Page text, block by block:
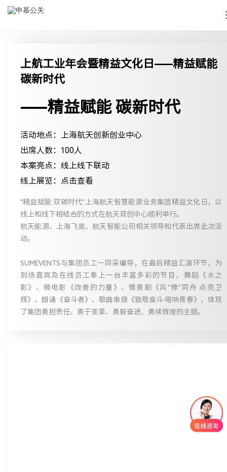
上航工业年会暨精益文化日——精益赋能
碳新时代
——精益赋能 碳新时代
活动地点：上海航天创新创业中心
出席人数：100人
本案亮点：线上线下联动
线上展览：点击查看
"精益赋能 双碳时代"上海航天智慧能源业务集团精益文化日，以
线上和线下相结合的方式在航天双创中心顺利举行。
航天能源、上海飞奥、航天智能公司相关领导和代表出席此次活
动。
SUMEVENTS与集团员工一同采编导，在最后精益汇演环节，为
到场嘉宾及在线员工奉上一台丰富多彩的节目，舞蹈《水之
影》、微电影《改善的力量》、情景剧《风"豫"同舟 点亮卫
辉》、朗诵《奋斗者》、歌曲串烧《致敬奋斗·唱响青春》，体现
了集团勇担责任、勇于变革、勇毅奋进、勇续辉煌的主题。